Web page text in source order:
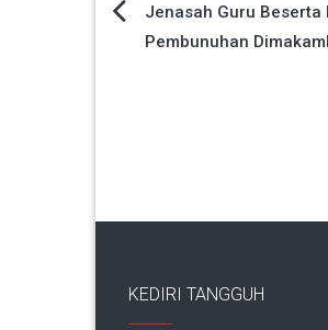
Navigasi
Jenasah Guru Beserta
Pembunuhan
KEDIRI TANGGUH